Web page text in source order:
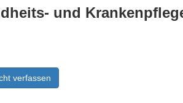
und
verfassen